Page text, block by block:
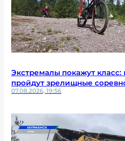
Экстремалы покажут класс:
пройдут зрелищные
07.08.2026, 19:56